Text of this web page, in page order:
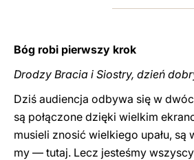
Bóg robi pierwszy krok
Drodzy Bracia i Siostry, dzień
Dziś audiencja odbywa się w
są połączone dzięki wielkim
musieli znosić wielkiego upału, są
my — tutaj. Lecz jesteśmy